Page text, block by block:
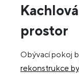
prostor
Obývací pokoj
rekonstrukce